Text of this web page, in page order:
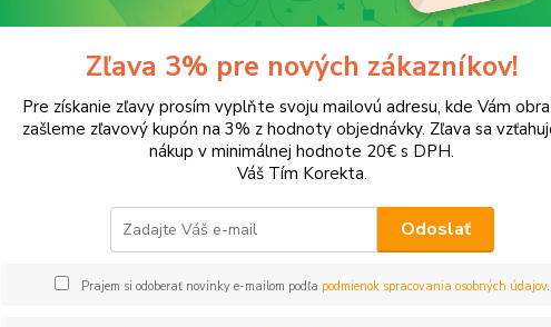
Tonery a náplne do tlačiarní Hewlett Packard HP DeskJet
DeskJet 2054
Upresniť parametre
EUR Od
Zľava 3% pre nových zákazníkov!
Pre získanie zľavy prosím vyplňte svoju mailovú adresu, kde Vám
zašleme zľavový kupón na 3% z hodnoty objednávky. Zľava sa
nákup v minimálnej hodnote 20€ s DPH.
Váš Tím Korekta.
Odoslať
Prajem si odoberať novinky e-mailom podľa podmienok spracovania osobných údajov.